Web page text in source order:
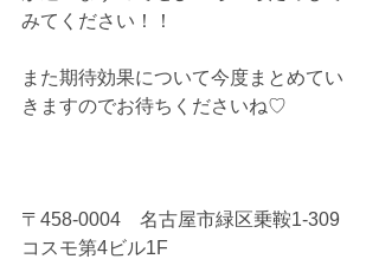
みてください！！
また期待効果について今度まとめてい
きますのでお待ちくださいね♡
〒458-0004　名古屋市緑区乗鞍1-309
コスモ第4ビル1F